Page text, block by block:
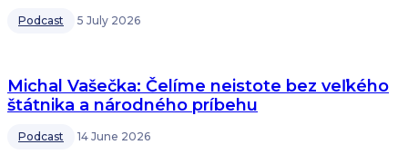
Podcast 5 July 2026
Michal Vašečka: Čelíme neistote bez veľkého
štátnika a národného príbehu
Podcast 14 June 2026